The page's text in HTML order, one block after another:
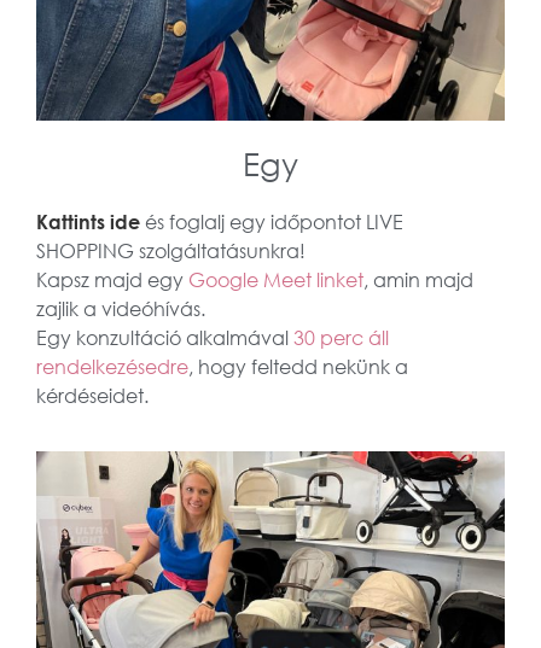
Egy
Kattints ide és foglalj egy időpontot LIVE
SHOPPING szolgáltatásunkra!
Kapsz majd egy Google Meet linket, amin majd
zajlik a videóhívás.
Egy konzultáció alkalmával 30 perc áll
rendelkezésedre, hogy feltedd nekünk a
kérdéseidet.